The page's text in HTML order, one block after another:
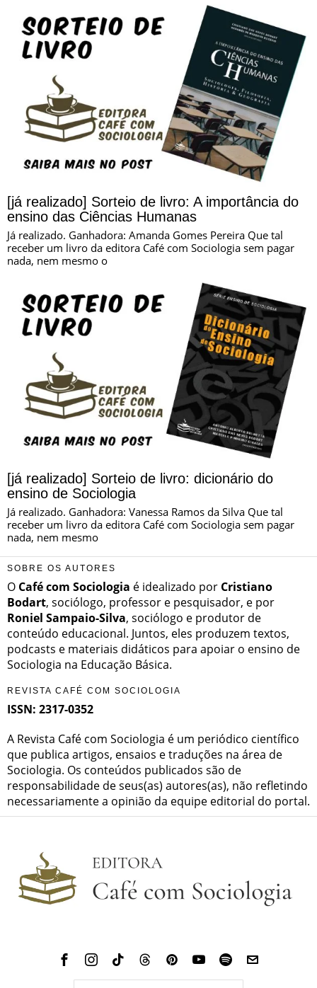
[já realizado] Sorteio de livro: A importância do
ensino das Ciências Humanas
Já realizado. Ganhadora: Amanda Gomes Pereira Que tal
receber um livro da editora Café com Sociologia sem pagar
nada, nem mesmo o
[já realizado] Sorteio de livro: dicionário do
ensino de Sociologia
Já realizado. Ganhadora: Vanessa Ramos da Silva Que tal
receber um livro da editora Café com Sociologia sem pagar
nada, nem mesmo
SOBRE OS AUTORES
O Café com Sociologia é idealizado por Cristiano
Bodart, sociólogo, professor e pesquisador, e por
Roniel Sampaio-Silva, sociólogo e produtor de
conteúdo educacional. Juntos, eles produzem textos,
podcasts e materiais didáticos para apoiar o ensino de
Sociologia na Educação Básica.
REVISTA CAFÉ COM SOCIOLOGIA
ISSN: 2317-0352
A Revista Café com Sociologia é um periódico científico
que publica artigos, ensaios e traduções na área de
Sociologia. Os conteúdos publicados são de
responsabilidade de seus(as) autores(as), não refletindo
necessariamente a opinião da equipe editorial do portal.